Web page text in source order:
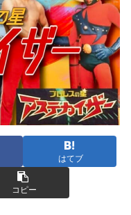
はてブ
コピー